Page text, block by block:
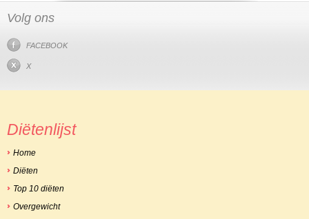
Volg ons
FACEBOOK
X
Diëtenlijst
Home
Diëten
Top 10 diëten
Overgewicht